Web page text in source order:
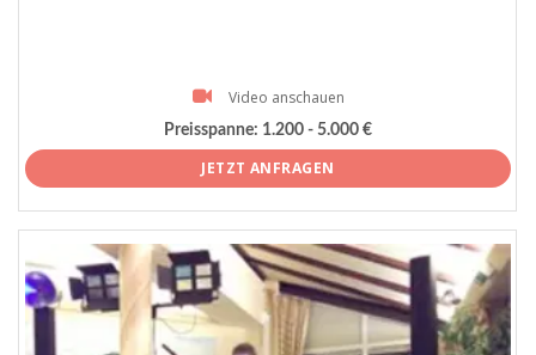
Video anschauen
Preisspanne: 1.200 - 5.000 €
JETZT ANFRAGEN